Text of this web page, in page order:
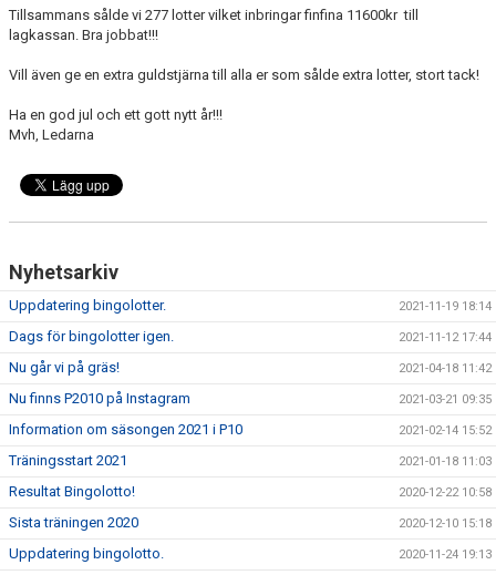
BILDGALLERI/ POOLSPELSREFERAT
Tillsammans sålde vi 277 lotter vilket inbringar finfina 11600kr till
lagkassan. Bra jobbat!!!
Vill även ge en extra guldstjärna till alla er som sålde extra lotter, stort tack!
Ha en god jul och ett gott nytt år!!!
Mvh, Ledarna
Nyhetsarkiv
Uppdatering bingolotter. 2021-11-19 18:14
Dags för bingolotter igen. 2021-11-12 17:44
Nu går vi på gräs! 2021-04-18 11:42
Nu finns P2010 på Instagram 2021-03-21 09:35
Information om säsongen 2021 i P10 2021-02-14 15:52
Träningsstart 2021 2021-01-18 11:03
Resultat Bingolotto! 2020-12-22 10:58
Sista träningen 2020 2020-12-10 15:18
Uppdatering bingolotto. 2020-11-24 19:13